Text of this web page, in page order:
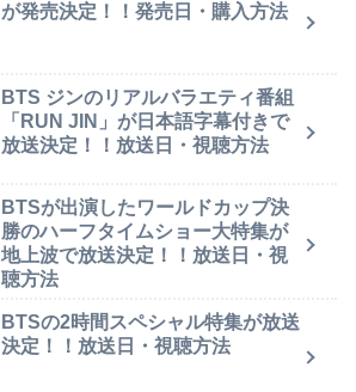
が発売決定！！発売日・購入方法
BTS ジンのリアルバラエティ番組
「RUN JIN」が日本語字幕付きで
放送決定！！放送日・視聴方法
BTSが出演したワールドカップ決
勝のハーフタイムショー大特集が
地上波で放送決定！！放送日・視
聴方法
BTSの2時間スペシャル特集が放送
決定！！放送日・視聴方法